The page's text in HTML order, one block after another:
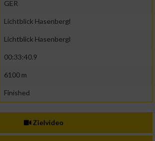
GER
Lichtblick Hasenbergl
Lichtblick Hasenbergl
00:33:40.9
6100 m
Finished
Zielvideo